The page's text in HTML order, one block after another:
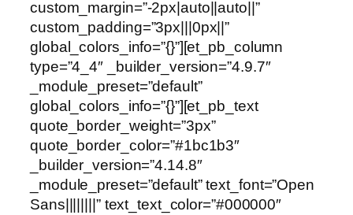
custom_margin=”-2px|auto||auto||”
custom_padding=”3px|||0px||”
global_colors_info=”{}”][et_pb_column
type=”4_4″ _builder_version=”4.9.7″
_module_preset=”default”
global_colors_info=”{}”][et_pb_text
quote_border_weight=”3px”
quote_border_color=”#1bc1b3″
_builder_version=”4.14.8″
_module_preset=”default” text_font=”Open
Sans||||||||” text_text_color=”#000000″